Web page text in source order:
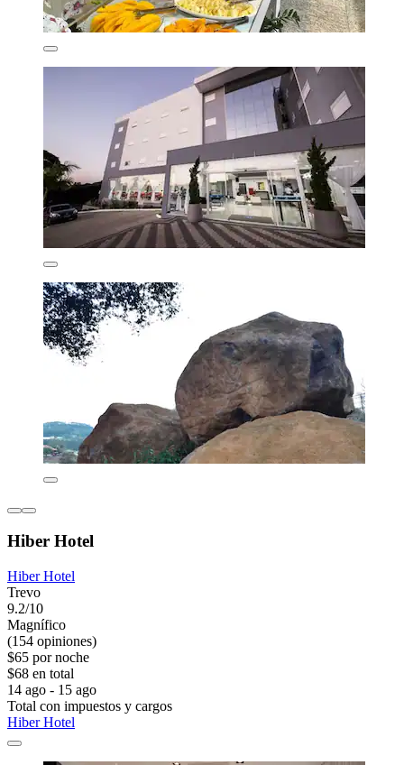
Hiber Hotel
Hiber Hotel
Trevo
9.2/10
Magnífico
(154 opiniones)
$65 por noche
$68 en total
14 ago - 15 ago
Total con impuestos y cargos
Hiber Hotel